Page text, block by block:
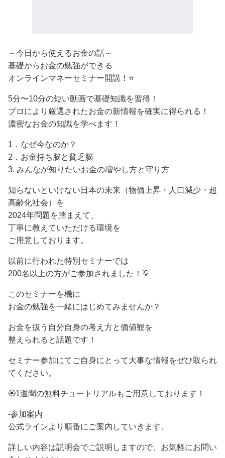
～今日から使えるお金の話～
基礎からお金の勉強ができる
オンラインマネーセミナー開講！⭐️
5分〜10分の短い動画で基礎知識を習得！
プロにより厳選されたお金の新情報を確実に得られる！
濃密なお金の知識を学べます！
1．なぜ今なのか？
2．お金持ち脳と貧乏脳
3. みんなが知りたいお金の増やし方と守り方
知らないといけない日本の未来（物価上昇・人口減少・超
高齢化社会）を
2024年問題を踏まえて、
丁寧に教えていただける環境を
ご用意しております。
以前に行われた特別セミナーでは
200名以上の方がご参加されました！💡
このセミナーを機に
お金の勉強を一緒にはじめてみませんか？
お金を扱う自分自身の考え方と価値観を
整えられると話題です！
セミナー参加にてご自身にとって大事な情報をぜひ取られ
てください。
🏵️1週間の無料チュートリアルもご用意しております！
-参加案内
公式ラインより順番にご案内していきます。
詳しい内容は説明会でご説明しますので、お気軽にお問い